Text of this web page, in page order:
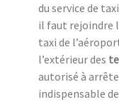
du service de
il faut rejoindre
taxi de
l’extérieur des
autorisé à
indispensable